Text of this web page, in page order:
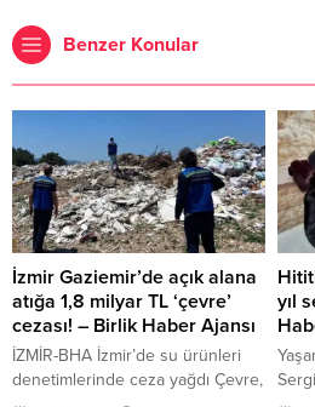
Benzer Konular
İzmir Gaziemir’de açık alana
atığa 1,8 milyar TL ‘çevre’
cezası! – Birlik Haber Ajansı
İZMİR-BHA İzmir’de su ürünleri
denetimlerinde ceza yağdı Çevre,
yıl